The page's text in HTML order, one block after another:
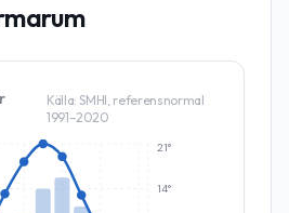
Källa: SMHI, referensnormal
1991–2020
14°
21°